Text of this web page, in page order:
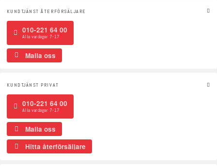
KUNDTJÄNST ÅTERFÖRSÄLJARE
010-221 64 00
Alla vardagar 7-17
Maila oss
KUNDTJÄNST PRIVAT
010-221 64 00
Alla vardagar 7-17
Maila oss
Hitta återförsäljare